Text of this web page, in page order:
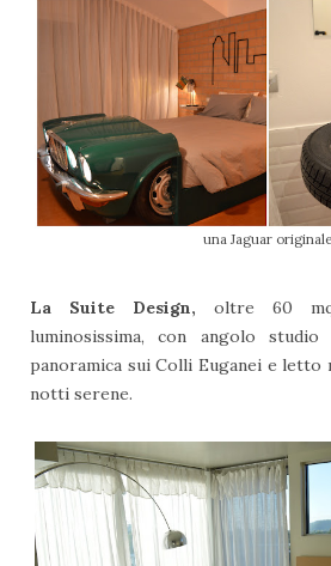
una Jaguar originale
La Suite Design, oltre 60
luminosissima, con angolo
panoramica sui Colli Euganei e letto
notti serene.